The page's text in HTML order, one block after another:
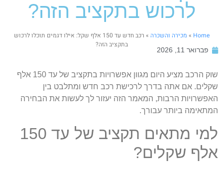
לרכוש בתקציב הזה?
Home
»מכירה והשכרה»
רכב חדש עד 150 אלף שקל: אילו דגמים תוכלו לרכוש
בתקציב הזה?
פברואר 11, 2026
שוק הרכב מציע היום מגוון אפשרויות בתקציב של עד 150 אלף
אם אתה בדרך לרכישת רכב חדש ומתלבט בין
הרבות, המאמר הזה יעזור לך לעשות את הבחירה
ביותר עבורך.
למי מתאים תקציב של עד 150
שקלים?